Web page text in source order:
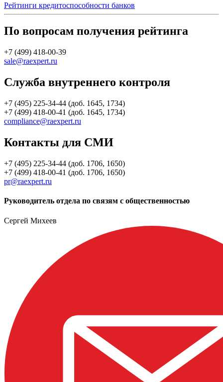
Рейтинги кредитоспособности банков
По вопросам получения рейтинга
+7 (499) 418-00-39
sale@raexpert.ru
Служба внутреннего контроля
+7 (495) 225-34-44 (доб. 1645, 1734)
+7 (499) 418-00-41 (доб. 1645, 1734)
compliance@raexpert.ru
Контакты для СМИ
+7 (495) 225-34-44 (доб. 1706, 1650)
+7 (499) 418-00-41 (доб. 1706, 1650)
pr@raexpert.ru
Руководитель отдела по связям с общественностью
Сергей Михеев